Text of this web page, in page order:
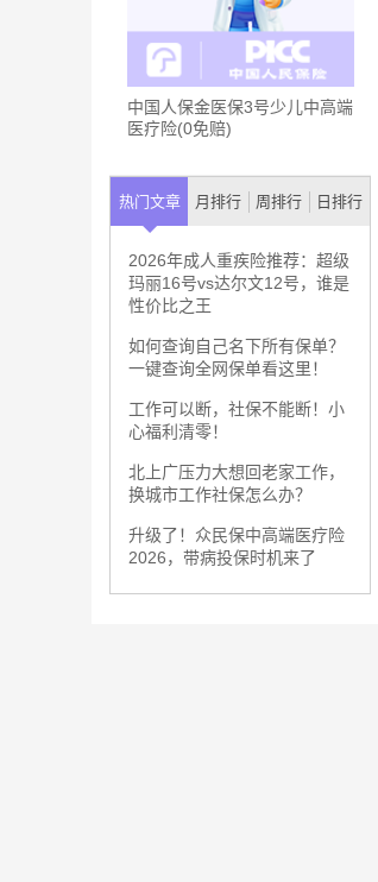
中国人保金医保3号少儿中高端
医疗险(0免赔)
热门文章 月排行 周排行 日排行
2026年成人重疾险推荐：超级
玛丽16号vs达尔文12号，谁是
性价比之王
如何查询自己名下所有保单？
一键查询全网保单看这里！
工作可以断，社保不能断！小
心福利清零！
北上广压力大想回老家工作，
换城市工作社保怎么办？
升级了！众民保中高端医疗险
2026，带病投保时机来了